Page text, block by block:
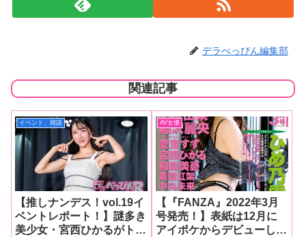
デラべっぴん編集部
関連記事
イベント、雑談
【推しナンデス！vol.19イ
ベントレポート！】謎多き
美少女・宮西ひかるがトー
AV女優
【『FANZA』2022年3月
号発売！】表紙は12月に
アイポケからデビューした